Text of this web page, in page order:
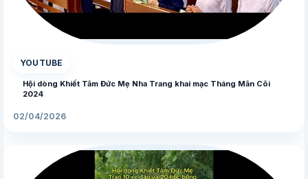
YOUTUBE
Hội dòng Khiết Tâm Đức Mẹ Nha Trang khai mạc Tháng Mân Côi
2024
02/04/2026